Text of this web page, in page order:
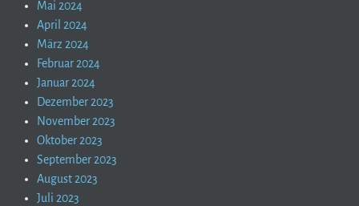
Mai 2024
April 2024
März 2024
Februar 2024
Januar 2024
Dezember 2023
November 2023
Oktober 2023
September 2023
August 2023
Juli 2023